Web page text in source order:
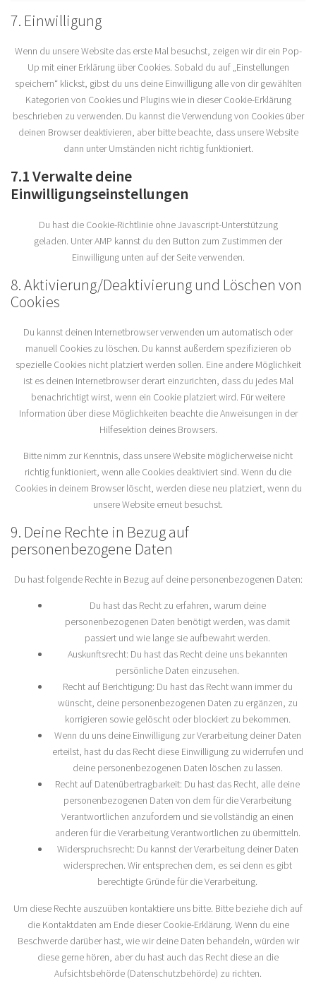
7. Einwilligung
Wenn du unsere Website das erste Mal besuchst, zeigen wir dir ein Pop-
Up mit einer Erklärung über Cookies. Sobald du auf „Einstellungen
speichern“ klickst, gibst du uns deine Einwilligung alle von dir gewählten
Kategorien von Cookies und Plugins wie in dieser Cookie-Erklärung
beschrieben zu verwenden. Du kannst die Verwendung von Cookies über
deinen Browser deaktivieren, aber bitte beachte, dass unsere Website
dann unter Umständen nicht richtig funktioniert.
7.1 Verwalte deine
Einwilligungseinstellungen
Du hast die Cookie-Richtlinie ohne Javascript-Unterstützung
geladen. Unter AMP kannst du den Button zum Zustimmen der
Einwilligung unten auf der Seite verwenden.
8. Aktivierung/Deaktivierung und Löschen von
Cookies
Du kannst deinen Internetbrowser verwenden um automatisch oder
manuell Cookies zu löschen. Du kannst außerdem spezifizieren ob
spezielle Cookies nicht platziert werden sollen. Eine andere Möglichkeit
ist es deinen Internetbrowser derart einzurichten, dass du jedes Mal
benachrichtigt wirst, wenn ein Cookie platziert wird. Für weitere
Information über diese Möglichkeiten beachte die Anweisungen in der
Hilfesektion deines Browsers.
Bitte nimm zur Kenntnis, dass unsere Website möglicherweise nicht
richtig funktioniert, wenn alle Cookies deaktiviert sind. Wenn du die
Cookies in deinem Browser löscht, werden diese neu platziert, wenn du
unsere Website erneut besuchst.
9. Deine Rechte in Bezug auf
personenbezogene Daten
Du hast folgende Rechte in Bezug auf deine personenbezogenen Daten:
Du hast das Recht zu erfahren, warum deine
personenbezogenen Daten benötigt werden, was damit
passiert und wie lange sie aufbewahrt werden.
Auskunftsrecht: Du hast das Recht deine uns bekannten
persönliche Daten einzusehen.
Recht auf Berichtigung: Du hast das Recht wann immer du
wünscht, deine personenbezogenen Daten zu ergänzen, zu
korrigieren sowie gelöscht oder blockiert zu bekommen.
Wenn du uns deine Einwilligung zur Verarbeitung deiner Daten
erteilst, hast du das Recht diese Einwilligung zu widerrufen und
deine personenbezogenen Daten löschen zu lassen.
Recht auf Datenübertragbarkeit: Du hast das Recht, alle deine
personenbezogenen Daten von dem für die Verarbeitung
Verantwortlichen anzufordern und sie vollständig an einen
anderen für die Verarbeitung Verantwortlichen zu übermitteln.
Widerspruchsrecht: Du kannst der Verarbeitung deiner Daten
widersprechen. Wir entsprechen dem, es sei denn es gibt
berechtigte Gründe für die Verarbeitung.
Um diese Rechte auszuüben kontaktiere uns bitte. Bitte beziehe dich auf
die Kontaktdaten am Ende dieser Cookie-Erklärung. Wenn du eine
Beschwerde darüber hast, wie wir deine Daten behandeln, würden wir
diese gerne hören, aber du hast auch das Recht diese an die
Aufsichtsbehörde (Datenschutzbehörde) zu richten.